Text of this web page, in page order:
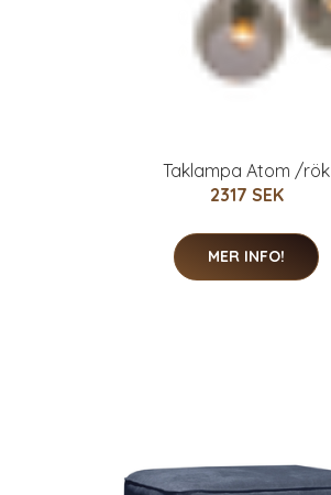
Taklampa Atom /rök
2317 SEK
MER INFO!